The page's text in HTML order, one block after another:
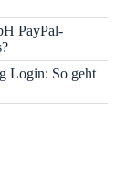
PayPal-
Login: So geht